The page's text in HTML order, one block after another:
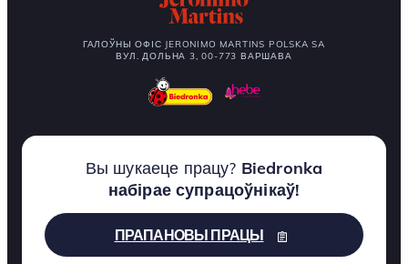
ГАЛОЎНЫ ОФІС JERONIMO MARTINS POLSKA SA
ВУЛ. ДОЛЬНА 3, 00-773 ВАРШАВА
Вы шукаеце працу? Biedronka
набірае супрацоўнікаў!
ПРАПАНОВЫ ПРАЦЫ